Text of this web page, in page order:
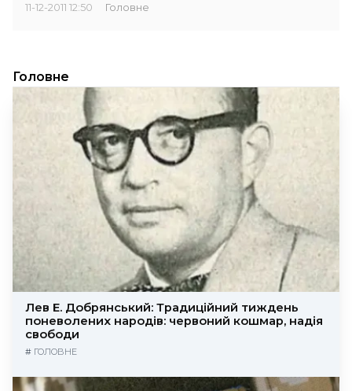
11-12-2011 12:50 Головне
Головне
Лев Е. Добрянський: Традиційний тиждень
поневолених народів: червоний кошмар, надія
свободи
# ГОЛОВНЕ